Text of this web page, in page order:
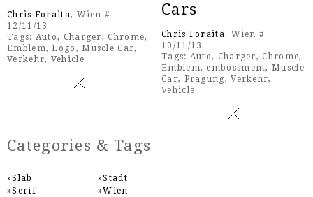
Chris Foraita, Wien #
12/11/13
Tags: Auto, Charger, Chrome,
Emblem,Logo ,Muscle Car,
Verkehr, Vehicle
Cars
Chris Foraita, Wien #
10/11/13
Tags: Auto, Charger, Chrome,
Emblem, embossment,Muscle
Car, Prägung,Verkehr,
Vehicle
Categories & Tags
Slab
Serif
Stadt
Wien